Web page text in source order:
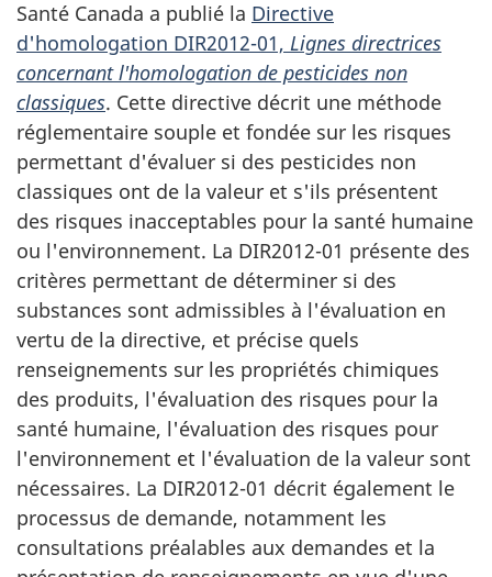
Santé Canada a publié la Directive
d'homologation DIR2012-01, Lignes directrices
concernant l'homologation de pesticides non
classiques. Cette directive décrit une méthode
réglementaire souple et fondée sur les risques
permettant d'évaluer si des pesticides non
classiques ont de la valeur et s'ils présentent
des risques inacceptables pour la santé humaine
ou l'environnement. La DIR2012-01 présente des
critères permettant de déterminer si des
substances sont admissibles à l'évaluation en
vertu de la directive, et précise quels
renseignements sur les propriétés chimiques
des produits, l'évaluation des risques pour la
santé humaine, l'évaluation des risques pour
l'environnement et l'évaluation de la valeur sont
nécessaires. La DIR2012-01 décrit également le
processus de demande, notamment les
consultations préalables aux demandes et la